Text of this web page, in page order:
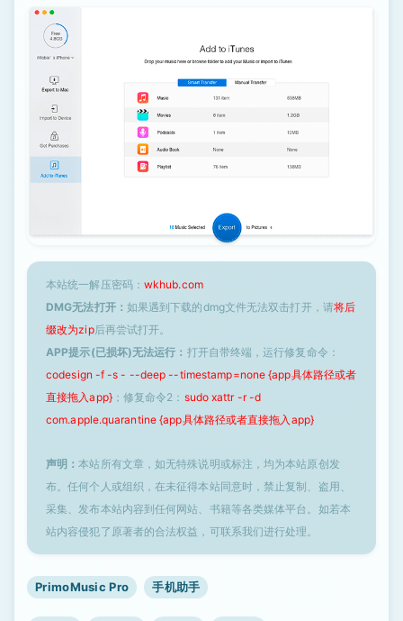
本站统一解压密码： wkhub.com
DMG无法打开： 如果遇到下载的dmg文件无法双击打开，请将后
缀改为zip后再尝试打开。
APP提示(已损坏)无法运行： 打开自带终端，运行修复命令：
codesign -f -s - --deep --timestamp=none {app具体路径或者
直接拖入app}；修复命令2： sudo xattr -r -d
com.apple.quarantine {app具体路径或者直接拖入app}
声明：本站所有文章，如无特殊说明或标注，均为本站原创发
布。任何个人或组织，在未征得本站同意时，禁止复制、盗用、
采集、发布本站内容到任何网站、书籍等各类媒体平台。如若本
站内容侵犯了原著者的合法权益，可联系我们进行处理。
PrimoMusic Pro 手机助手